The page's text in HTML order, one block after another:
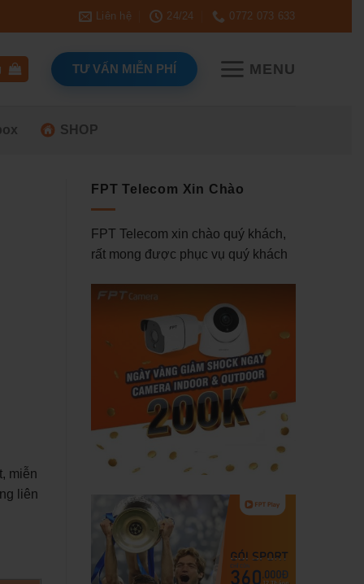
Liên hệ 24/24 0772 073 633
TƯ VẤN MIỄN PHÍ MENU
SHOP
miễn
liên
FPT Telecom Xin Chào
FPT Telecom xin chào quý khách,
rất mong được phục vụ quý khách